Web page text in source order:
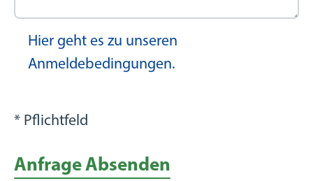
Hier geht es zu unseren
Anmeldebedingungen.
* Pflichtfeld
Anfrage Absenden